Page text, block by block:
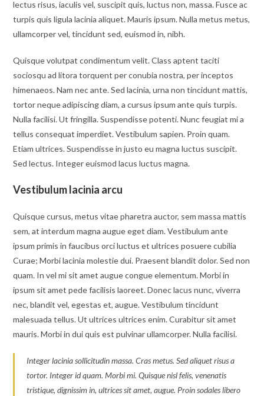
lectus risus, iaculis vel, suscipit quis, luctus non, massa. Fusce ac
turpis quis ligula lacinia aliquet. Mauris ipsum. Nulla metus metus,
ullamcorper vel, tincidunt sed, euismod in, nibh.
Quisque volutpat condimentum velit. Class aptent taciti
sociosqu ad litora torquent per conubia nostra, per inceptos
himenaeos. Nam nec ante. Sed lacinia, urna non tincidunt mattis,
tortor neque adipiscing diam, a cursus ipsum ante quis turpis.
Nulla facilisi. Ut fringilla. Suspendisse potenti. Nunc feugiat mi a
tellus consequat imperdiet. Vestibulum sapien. Proin quam.
Etiam ultrices. Suspendisse in justo eu magna luctus suscipit.
Sed lectus. Integer euismod lacus luctus magna.
Vestibulum lacinia arcu
Quisque cursus, metus vitae pharetra auctor, sem massa mattis
sem, at interdum magna augue eget diam. Vestibulum ante
ipsum primis in faucibus orci luctus et ultrices posuere cubilia
Curae; Morbi lacinia molestie dui. Praesent blandit dolor. Sed non
quam. In vel mi sit amet augue congue elementum. Morbi in
ipsum sit amet pede facilisis laoreet. Donec lacus nunc, viverra
nec, blandit vel, egestas et, augue. Vestibulum tincidunt
malesuada tellus. Ut ultrices ultrices enim. Curabitur sit amet
mauris. Morbi in dui quis est pulvinar ullamcorper. Nulla facilisi.
Integer lacinia sollicitudin massa. Cras metus. Sed aliquet risus a
tortor. Integer id quam. Morbi mi. Quisque nisl felis, venenatis
tristique, dignissim in, ultrices sit amet, augue. Proin sodales libero